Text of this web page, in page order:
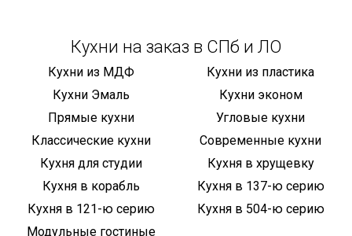
Кухни на заказ в СПб и ЛО
Кухни из МДФ
Кухни из пластика
Кухни Эмаль
Кухни эконом
Прямые кухни
Угловые кухни
Классические кухни
Современные кухни
Кухня для студии
Кухня в хрущевку
Кухня в корабль
Кухня в 137-ю серию
Кухня в 121-ю серию
Кухня в 504-ю серию
Модульные гостиные